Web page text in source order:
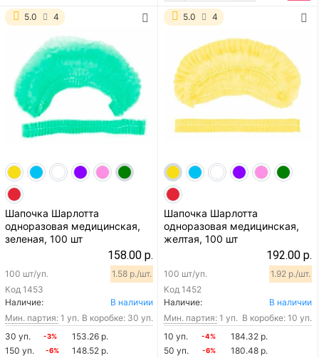
5.0 4
Шапочка Шарлотта
одноразовая медицинская,
зеленая, 100 шт
158.00 р.
Код 1453
100 шт/уп. 1.58 р./шт.
Наличие:
В наличии
Мин. партия: 1 уп. В коробке: 30 уп.
30 уп.
-3%
153.26 р.
150 уп.
-6%
148.52 р.
5.0 4
Шапочка Шарлотта
одноразовая медицинская,
желтая, 100 шт
192.00 р.
Код 1452
100 шт/уп. 1.92 р./шт.
Наличие:
В наличии
Мин. партия: 1 уп. В коробке: 10 уп.
10 уп.
-4%
184.32 р.
50 уп.
-6%
180.48 р.